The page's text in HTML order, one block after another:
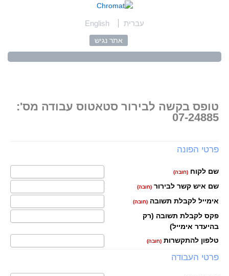
English עברית
אתר נגיש
טופס בקשה לבירור סטאטוס עבודה מס':
07-24885
פרטי הפונה
שם לקוח (חובה)
שם איש קשר לבירור (חובה)
אימייל לקבלת תשובה (חובה)
פקס לקבלת תשובה (רק
בהיעדר אימייל)
טלפון להתקשרות (חובה)
פרטי העבודה